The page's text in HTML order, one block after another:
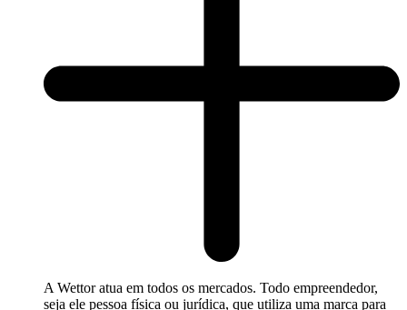
A Wettor atua em todos os mercados. Todo empreendedor,
seja ele pessoa física ou jurídica, que utiliza uma marca para